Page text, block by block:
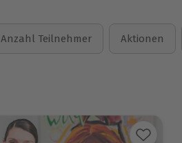
Anzahl Teilnehmer Aktionen